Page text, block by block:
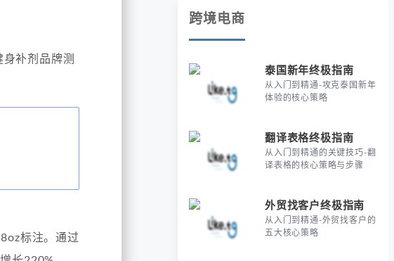
补剂品牌测
标注。通过
跨境电商
泰国新年终极指南
从入门到精通-攻克泰国新年
体验的核心策略
翻译表格终极指南
从入门到精通的关键技巧-翻
译表格的核心策略与步骤
外贸找客户终极指南
从入门到精通-外贸找客户的
五大核心策略